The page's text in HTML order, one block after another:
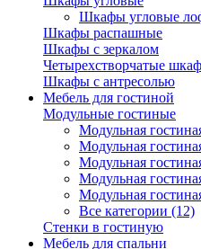
Шкафы угловые
Шкафы распашные
Шкафы с зеркалом
Четырехстворчатые
Шкафы с антресолью
Мебель для гостиной
Модульные гостиные
Модульная
Модульная
Модульная
Модульная
Модульная
Все категории (12)
Стенки в гостиную
Мебель для спальни